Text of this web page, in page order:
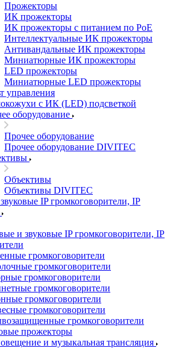
Прожекторы
ИК прожекторы
ИК прожекторы с питанием по PoE
Интеллектуальные ИК прожекторы
Антивандальные ИК прожекторы
Миниатюрные ИК прожекторы
LED прожекторы
Миниатюрные LED прожекторы
управления
с ИК (LED) подсветкой
оборудование
Прочее оборудование
Прочее оборудование DIVITEC
Объективы
Объективы DIVITEC
IP громкоговорители, IP
и звуковые IP громкоговорители, IP
громкоговорители
громкоговорители
громкоговорители
громкоговорители
громкоговорители
громкоговорители
громкоговорители
прожекторы
и музыкальная трансляция